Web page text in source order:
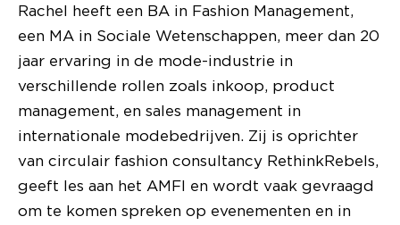
Rachel heeft een BA in Fashion Management,
een MA in Sociale Wetenschappen, meer dan 20
jaar ervaring in de mode-industrie in
verschillende rollen zoals inkoop, product
management, en sales management in
internationale modebedrijven. Zij is oprichter
van circulair fashion consultancy RethinkRebels,
geeft les aan het AMFI en wordt vaak gevraagd
om te komen spreken op evenementen en in